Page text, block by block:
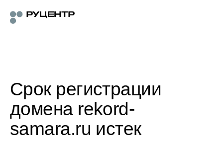
Срок регистрации
домена rekord-
samara.ru истек